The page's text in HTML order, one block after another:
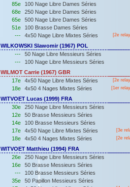
85e
100 Nage Libre Dames Séries
68e
250 Nage Libre Dames Séries
65e
500 Nage Libre Dames Séries
51e
100 Brasse Dames Séries
---
4x50 Nage Libre Mixtes Séries [2e
WILKOWSKI Slawomir (1967) POL
---
50 Nage Libre Messieurs Séries
---
100 Nage Libre Messieurs Séries
WILMOT Carrie (1967) GBR
17e
4x50 Nage Libre Mixtes Séries [2e
18e 4x50 4 Nages Mixtes Séries [1er
WITVOET Lucas (1999) FRA
30e
250 Nage Libre Messieurs Séries
12e
50 Brasse Messieurs Séries
14e
100 Brasse Messieurs Séries
17e
4x50 Nage Libre Mixtes Séries [3e
18e 4x50 4 Nages Mixtes Séries [2e
WITVOET Matthieu (1994) FRA
26e
250 Nage Libre Messieurs Séries
16e
50 Brasse Messieurs Séries
---
100 Brasse Messieurs Séries
35e
50 Papillon Messieurs Séries